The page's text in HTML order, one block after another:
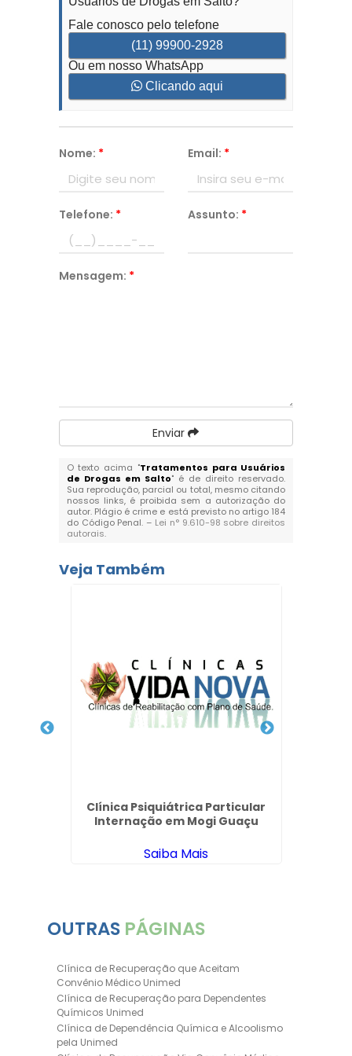
Fale conosco pelo telefone
(11) 99900-2928
Ou em nosso WhatsApp
Clicando aqui
Nome: * Email: *
Telefone: * Assunto: *
Mensagem: *
Enviar
O texto acima "Tratamentos para Usuários
de Drogas em Salto" é de direito reservado.
Sua reprodução, parcial ou total, mesmo citando
nossos links, é proibida sem a autorização do
autor. Plágio é crime e está previsto no artigo 184
do Código Penal. – Lei n° 9.610-98 sobre direitos
autorais.
Veja Também
Clínica Psiquiátrica Particular
Internação em Mogi Guaçu
Saiba Mais
OUTRAS PÁGINAS
Clínica de Recuperação que Aceitam
Convênio Médico Unimed
Clínica de Recuperação para Dependentes
Químicos Unimed
Clínica de Dependência Química e Alcoolismo
pela Unimed